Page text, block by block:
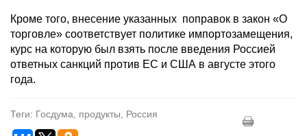
Кроме того, внесение указанных поправок в закон «О
торговле» соответствует политике импортозамещения,
курс на которую был взять после введения Россией
ответных санкций против ЕС и США в августе этого
года.
Теги: Госдума, продукты, Россия